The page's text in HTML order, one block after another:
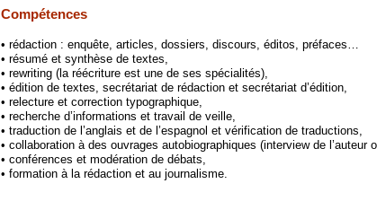
Compétences
• rédaction : enquête, articles, dossiers, discours, éditos, préfaces…
• résumé et synthèse de textes,
• rewriting (la réécriture est une de ses spécialités),
• édition de textes, secrétariat de rédaction et secrétariat d’édition,
• relecture et correction typographique,
• recherche d’informations et travail de veille,
• traduction de l’anglais et de l’espagnol et vérification de traductions,
• collaboration à des ouvrages autobiographiques (interview de l’auteur
• conférences et modération de débats,
• formation à la rédaction et au journalisme.